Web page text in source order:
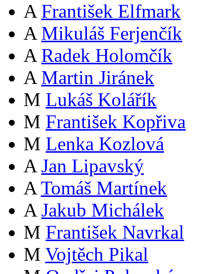
A František Elfmark
A Mikuláš Ferjenčík
A Radek Holomčík
A Martin Jiránek
M Lukáš Kolářík
M František Kopřiva
M Lenka Kozlová
A Jan Lipavský
A Tomáš Martínek
A Jakub Michálek
M František Navrkal
M Vojtěch Pikal